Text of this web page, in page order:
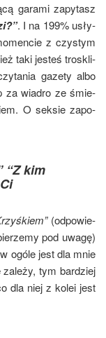
gara­mi zapy­tasz
. I na 199% usły­
z czy­stym
taki jesteś tro­skli­
gaze­ty albo
za wia­dro ze śmie­
O sek­sie zapo­
“Z kim
(odpo­wie­
pod uwa­gę)
ogó­le jest dla mnie
zale­ży, tym bar­dziej
dla niej z kolei jest